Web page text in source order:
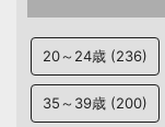
20～24歳 (236)
35～39歳 (200)